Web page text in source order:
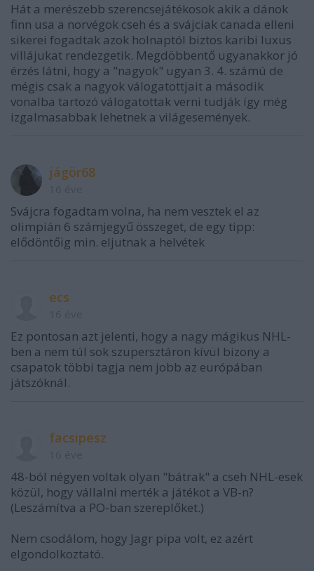
Hát a merészebb szerencsejátékosok akik a dánok
finn usa a norvégok cseh és a svájciak canada elleni
sikerei fogadtak azok holnaptól biztos karibi luxus
villájukat rendezgetik. Megdöbbentő ugyanakkor jó
érzés látni, hogy a "nagyok" ugyan 3. 4. számú de
mégis csak a nagyok válogatottjait a második
vonalba tartozó válogatottak verni tudják így még
izgalmasabbak lehetnek a világesemények.
jágör68
Svájcra fogadtam volna, ha nem vesztek el az
olimpián 6 számjegyű összeget, de egy tipp:
elődöntőig min. eljutnak a helvétek
ecs
Ez pontosan azt jelenti, hogy a nagy mágikus NHL-
ben a nem túl sok szupersztáron kívül bizony a
csapatok többi tagja nem jobb az európában
játszóknál.
facsipesz
48-ból négyen voltak olyan "bátrak" a cseh NHL-esek
közül, hogy vállalni merték a játékot a VB-n?
(Leszámítva a PO-ban szereplőket.)
Nem csodálom, hogy Jagr pipa volt, ez azért
elgondolkoztató.